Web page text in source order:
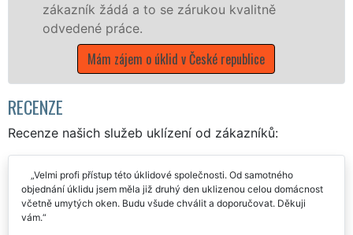
to se zárukou kvalitně
o úklid v České republice
RECENZE
Recenze našich služeb uklízení od zákazníků:
Velmi profi přístup této úklidové společnosti. Od samotného
objednání úklidu jsem měla již druhý den uklizenou celou domácnost
včetně umytých oken. Budu všude chválit a doporučovat. Děkuji
vám.